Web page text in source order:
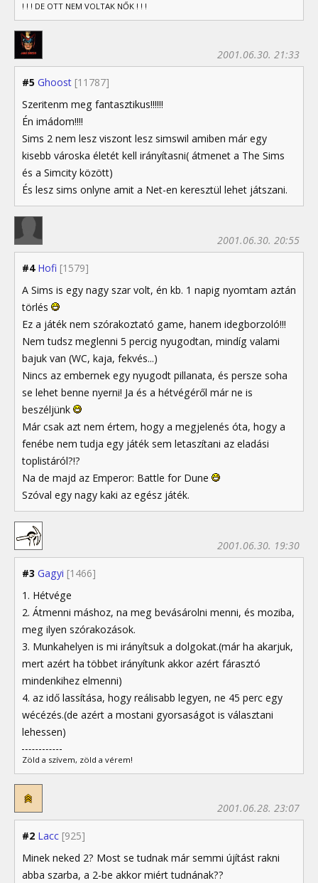
! ! ! DE OTT NEM VOLTAK NŐK ! ! !
#5 Ghoost [11787]
2001.06.30. 21:33
Szeritenm meg fantasztikus!!!!!!
Én imádom!!!!
Sims 2 nem lesz viszont lesz simswil amiben már egy
kisebb városka életét kell irányítasni( átmenet a The Sims
és a Simcity között)
És lesz sims onlyne amit a Net-en keresztül lehet játszani.
#4 Hofi [1579]
2001.06.30. 20:55
A Sims is egy nagy szar volt, én kb. 1 napig nyomtam aztán
törlés
Ez a játék nem szórakoztató game, hanem idegborzoló!!!
Nem tudsz meglenni 5 percig nyugodtan, mindíg valami
bajuk van (WC, kaja, fekvés...)
Nincs az embernek egy nyugodt pillanata, és persze soha
se lehet benne nyerni! Ja és a hétvégéről már ne is
beszéljünk
Már csak azt nem értem, hogy a megjelenés óta, hogy a
fenébe nem tudja egy játék sem letaszítani az eladási
toplistáról?!?
Na de majd az Emperor: Battle for Dune
Szóval egy nagy kaki az egész játék.
#3 Gagyi [1466]
2001.06.30. 19:30
1. Hétvége
2. Átmenni máshoz, na meg bevásárolni menni, és moziba,
meg ilyen szórakozások.
3. Munkahelyen is mi irányítsuk a dolgokat.(már ha akarjuk,
mert azért ha többet irányítunk akkor azért fárasztó
mindenkihez elmenni)
4. az idő lassítása, hogy reálisabb legyen, ne 45 perc egy
wécézés.(de azért a mostani gyorsaságot is választani
lehessen)
Zöld a szívem, zöld a vérem!
#2 Lacc [925]
2001.06.28. 23:07
Minek neked 2? Most se tudnak már semmi újítást rakni
abba szarba, a 2-be akkor miért tudnának??